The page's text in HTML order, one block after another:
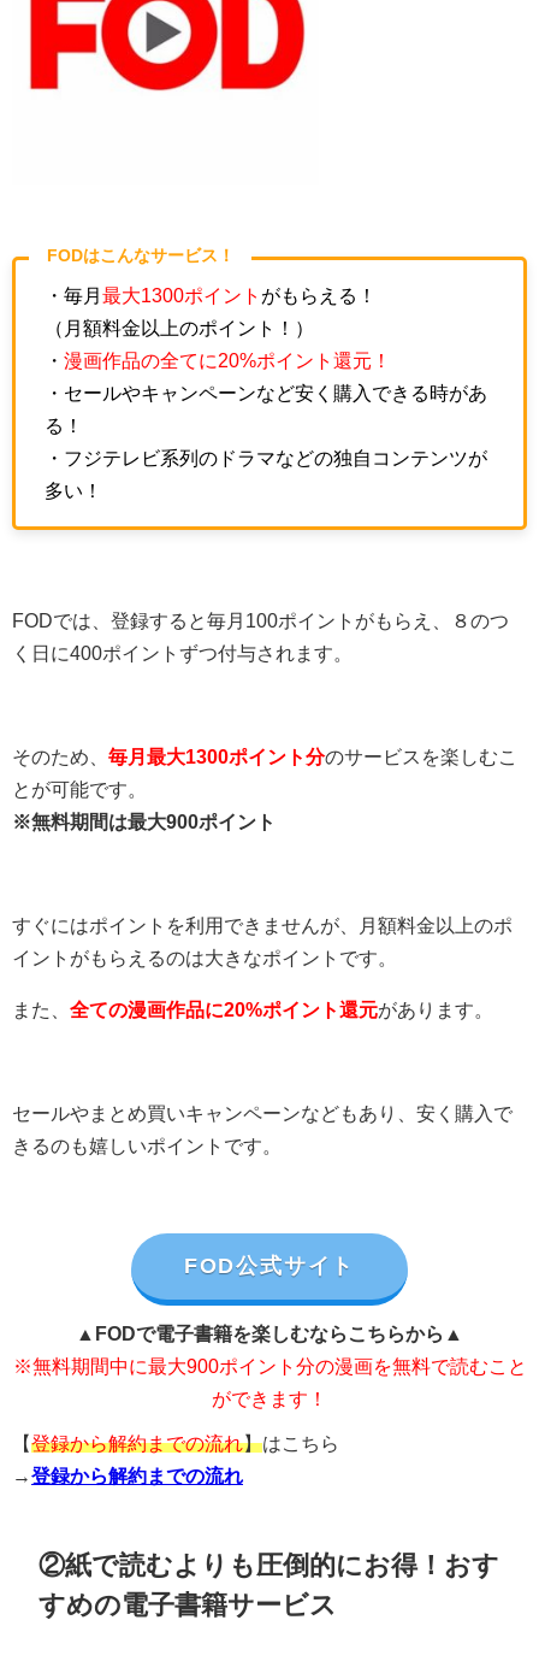
FODはこんなサービス！
・毎月最大1300ポイント がもらえる！
（月額料金以上のポイント！）
・ 漫画作品の全てに20%ポイント還元！
・セールやキャンペーンなど安く購入できる時があ
る！
・フジテレビ系列のドラマなどの独自コンテンツが
多い！
FODでは、登録すると毎月100ポイントがもらえ、８のつ
く日に400ポイントずつ付与されます。
そのため、 毎月最大1300ポイント分のサービスを楽しむこ
とが可能です。
※無料期間は最大900ポイント
すぐにはポイントを利用できませんが、月額料金以上のポ
イントがもらえるのは大きなポイントです。
また、 全ての漫画作品に20%ポイント還元があります。
セールやまとめ買いキャンペーンなどもあり、安く購入で
きるのも嬉しいポイントです。
FOD公式サイト
▲FODで電子書籍を楽しむならこちらから▲
※無料期間中に最大900ポイント分の漫画を無料で読むこと
ができます！
【登録から解約までの流れ】はこちら
→登録から解約までの流れ
②紙で読むよりも圧倒的にお得！おす
すめの電子書籍サービス